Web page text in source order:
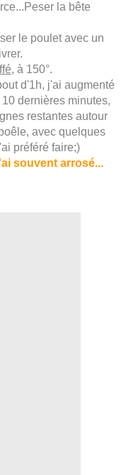
la bête
le poulet avec un
, à 150°.
d'1h, j'ai augmenté
dernières minutes,
restantes autour
avec quelques
préféré faire;)
souvent arrosé...